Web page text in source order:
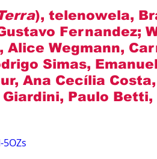
), telenowela,
Fernandez;
Alice Wegmann,
Simas,
Ana Cecília
Paulo